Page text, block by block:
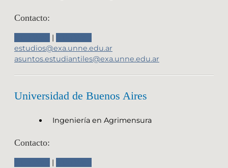
Contacto:
|
estudios@exa.unne.edu.ar
asuntos.estudiantiles@exa.unne.edu.ar
Universidad de Buenos Aires
Ingeniería en Agrimensura
Contacto:
|